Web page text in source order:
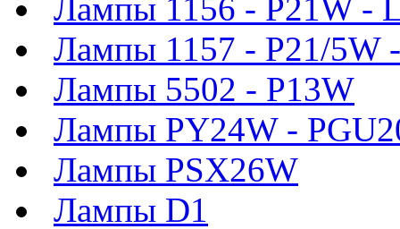
Лампы 1156 - P21W -
Лампы 1157 - P21/5W
Лампы 5502 - P13W
Лампы PY24W -
Лампы PSX26W
Лампы D1